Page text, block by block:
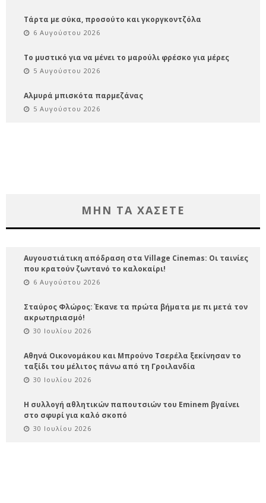
Τάρτα με σύκα, προσούτο και γκοργκοντζόλα
6 Αυγούστου 2026
Το μυστικό για να μένει το μαρούλι φρέσκο για μέρες
5 Αυγούστου 2026
Αλμυρά μπισκότα παρμεζάνας
5 Αυγούστου 2026
ΜΗΝ ΤΑ ΧΑΣΕΤΕ
Αυγουστιάτικη απόδραση στα Village Cinemas: Οι ταινίες
που κρατούν ζωντανό το καλοκαίρι!
6 Αυγούστου 2026
Σταύρος Φλώρος: Έκανε τα πρώτα βήματα με πι μετά τον
ακρωτηριασμό!
30 Ιουλίου 2026
Αθηνά Οικονομάκου και Μπρούνο Τσερέλα ξεκίνησαν το
ταξίδι του μέλιτος πάνω από τη Γροιλανδία
30 Ιουλίου 2026
Η συλλογή αθλητικών παπουτσιών του Eminem βγαίνει
στο σφυρί για καλό σκοπό
30 Ιουλίου 2026